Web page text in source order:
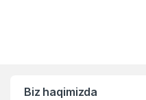
Biz haqimizda